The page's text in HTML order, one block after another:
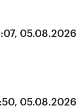
05.08.2026
05.08.2026